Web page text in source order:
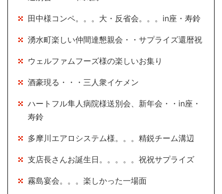
田中様コンペ。。。大・反省会。。。in座・寿鈴
湧水町楽しい仲間達懇親会・・サプライズ還暦祝
ウェルファムフーズ様の楽しいお集り
酒豪現る・・・三人衆イケメン
ハートフル隼人病院様送別会、新年会・・in座・
寿鈴
多摩川エアロシステム様。。。精鋭チーム溝辺
支店長さんお誕生日。。。。。祝祝サプライズ
霧島宴会。。。楽しかった一場面